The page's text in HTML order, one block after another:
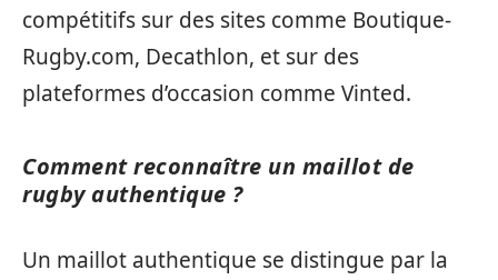
compétitifs sur des sites comme Boutique-
Rugby.com, Decathlon, et sur des
plateformes d’occasion comme Vinted.
Comment reconnaître un maillot de
rugby authentique ?
Un maillot authentique se distingue par la